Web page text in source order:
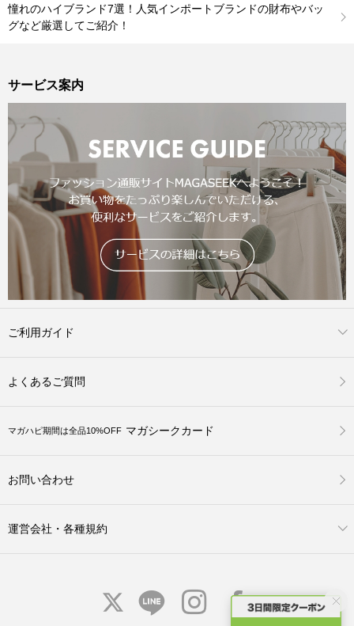
憧れのハイブランド7選！人気インポートブランドの財布やバッ
グなど厳選してご紹介！
サービス案内
ご利用ガイド
よくあるご質問
マガハピ期間は全品10%OFF マガシークカード
お問い合わせ
運営会社・各種規約